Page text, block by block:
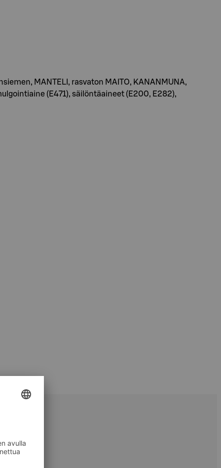
MANTELI, rasvaton MAITO, KANANMUNA,
(E471), säilöntäaineet (E200, E282),